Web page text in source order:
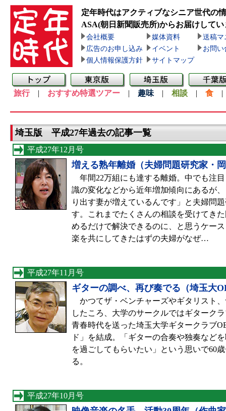
定年時代はアクティブなシニア世代の
ASA(朝日新聞販売所)からお届けしてい
会社概要 媒体資料
送稿マ
広告のお申し込み
イベント
お問い
個人情報保護方針
サイトマップ
旅行| おすすめ特選ツアー | 趣味 | 相談 | 食
埼玉版 平成27年過去の記事一覧
平成27年12月号
増える熟年離婚（夫婦問題研究家・
年間22万組にも達する離婚。中でも注
識の変化などから近年増加傾向にあるが
り出す妻が増えているんです」と夫婦問
す。これまでたくさんの相談を受けてき
めるだけで解決できるのに、と思うケー
楽を共にしてきたはずの夫婦がなぜ…
平成27年11月号
ギターの調べ、再び奏でる（埼玉大
かつてザ・ベンチャーズやギタリスト
したころ、大学のサークルではギターク
青春時代を送った埼玉大学ギタークラブ
ド」を結成。「ギターの合奏や独奏など
を過ごしてもらいたい」という思いで60
る。
平成27年10月号